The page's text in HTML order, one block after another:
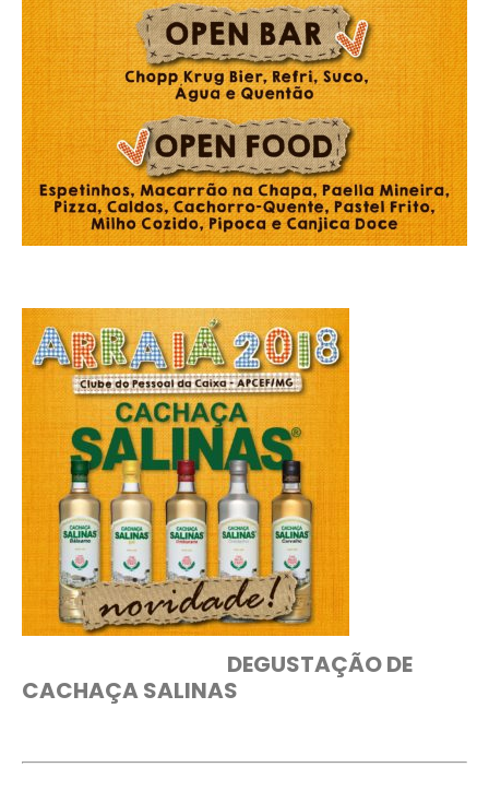
DEGUSTAÇÃO DE
CACHAÇA SALINAS